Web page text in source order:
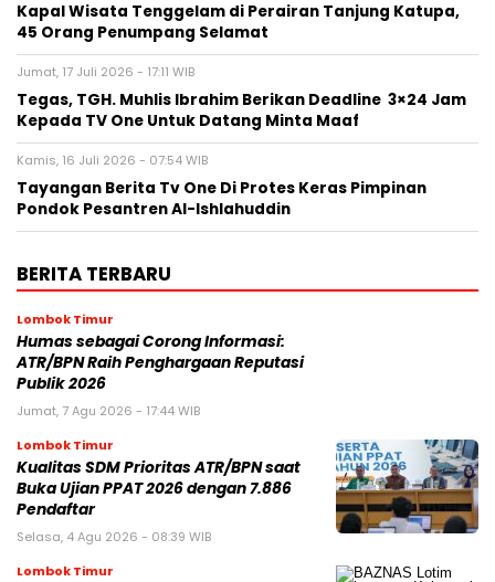
Kapal Wisata Tenggelam di Perairan Tanjung Katupa,
45 Orang Penumpang Selamat
Jumat, 17 Juli 2026 - 17:11 WIB
Tegas, TGH. Muhlis Ibrahim Berikan Deadline 3×24 Jam
Kepada TV One Untuk Datang Minta Maaf
Kamis, 16 Juli 2026 - 07:54 WIB
Tayangan Berita Tv One Di Protes Keras Pimpinan
Pondok Pesantren Al-Ishlahuddin
BERITA TERBARU
Lombok Timur
Humas sebagai Corong Informasi:
ATR/BPN Raih Penghargaan Reputasi
Publik 2026
Jumat, 7 Agu 2026 - 17:44 WIB
Lombok Timur
Kualitas SDM Prioritas ATR/BPN saat
Buka Ujian PPAT 2026 dengan 7.886
Pendaftar
Selasa, 4 Agu 2026 - 08:39 WIB
Lombok Timur